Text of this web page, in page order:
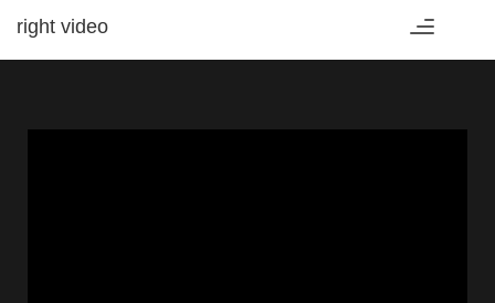
Toggle
right video